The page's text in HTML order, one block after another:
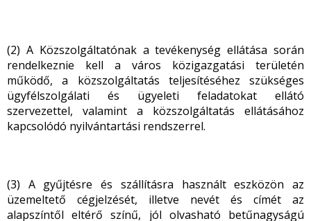
(2) A Közszolgáltatónak a tevékenység ellátása során
rendelkeznie kell a város közigazgatási területén
működő, a közszolgáltatás teljesítéséhez szükséges
ügyfélszolgálati és ügyeleti feladatokat ellátó
szervezettel, valamint a közszolgáltatás ellátásához
kapcsolódó nyilvántartási rendszerrel.
(3) A gyűjtésre és szállításra használt eszközön az
üzemeltető cégjelzését, illetve nevét és címét az
alapszíntől eltérő színű, jól olvasható betűnagyságú